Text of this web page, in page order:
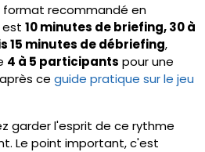
format recommandé en
10 minutes de briefing, 30 à
15 minutes de débriefing,
4 à 5 participants pour une
ce guide pratique sur le jeu
garder l'esprit de ce rythme
Le point important, c'est